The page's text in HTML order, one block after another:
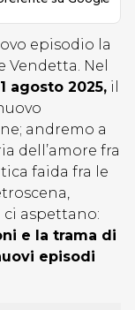
episodio la
Vendetta. Nel
agosto 2025, il
andremo a
dell’amore fra
faida fra le
aspettano:
e la trama di
episodi